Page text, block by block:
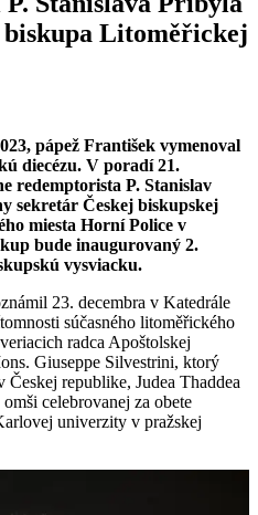
biskupa Litoměřickej
pápež František vymenoval
diecézu. V poradí 21.
redemptorista P. Stanislav
sekretár Českej biskupskej
miesta Horní Police v
bude inaugurovaný 2.
vysviacku.
23. decembra v Katedrále
súčasného litoměřického
radca Apoštolskej
Giuseppe Silvestrini, ktorý
Českej republike, Judea Thaddea
celebrovanej za obete
univerzity v pražskej